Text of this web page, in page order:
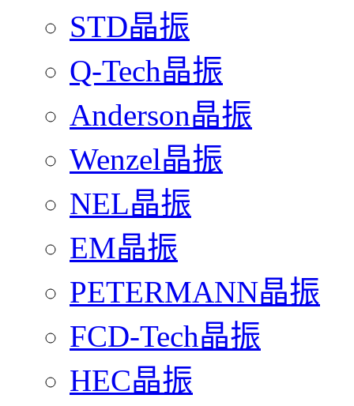
STD晶振
Q-Tech晶振
Anderson晶振
Wenzel晶振
NEL晶振
EM晶振
PETERMANN晶振
FCD-Tech晶振
HEC晶振